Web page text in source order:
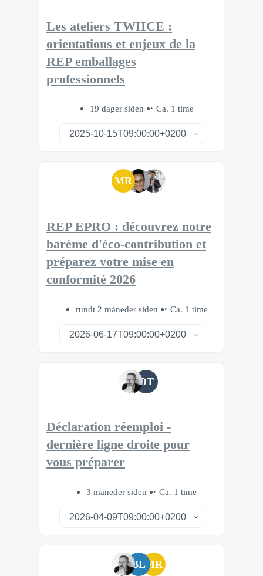
Les ateliers TWIICE :
orientations et enjeux de la
REP emballages
professionnels
19 dager siden Ca. 1 time
MR
REP EPRO : découvrez notre
barème d'éco-contribution et
préparez votre mise en
conformité 2026
rundt 2 måneder siden Ca. 1 time
DT
Déclaration réemploi -
dernière ligne droite pour
vous préparer
3 måneder siden Ca. 1 time
BLMR